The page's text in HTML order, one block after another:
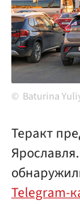
Baturina
Теракт
Telegram-